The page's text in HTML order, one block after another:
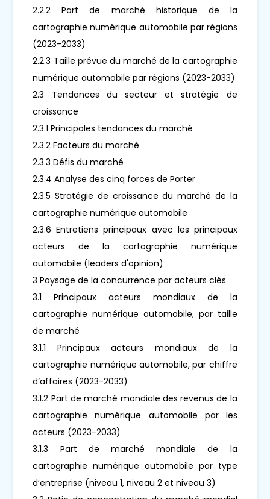
2.2.2 Part de marché historique de la
cartographie numérique automobile par régions
(2023-2033)
2.2.3 Taille prévue du marché de la cartographie
numérique automobile par régions (2023-2033)
2.3 Tendances du secteur et stratégie de
croissance
2.3.1 Principales tendances du marché
2.3.2 Facteurs du marché
2.3.3 Défis du marché
2.3.4 Analyse des cinq forces de Porter
2.3.5 Stratégie de croissance du marché de la
cartographie numérique automobile
2.3.6 Entretiens principaux avec les principaux
acteurs de la cartographie numérique
automobile (leaders d'opinion)
3 Paysage de la concurrence par acteurs clés
3.1 Principaux acteurs mondiaux de la
cartographie numérique automobile, par taille
de marché
3.1.1 Principaux acteurs mondiaux de la
cartographie numérique automobile, par chiffre
d’affaires (2023-2033)
3.1.2 Part de marché mondiale des revenus de la
cartographie numérique automobile par les
acteurs (2023-2033)
3.1.3 Part de marché mondiale de la
cartographie numérique automobile par type
d’entreprise (niveau 1, niveau 2 et niveau 3)